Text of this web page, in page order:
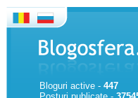
Bloguri active - 447